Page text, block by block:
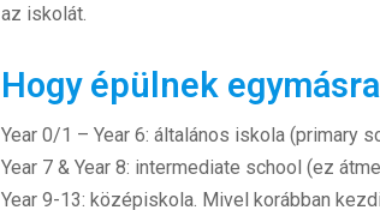
az iskolát.
Hogy épülnek
Year 0/1 – Year 6: általános iskola (primary
Year 7 & Year 8: intermediate school (ez
Year 9-13: középiskola. Mivel korábban